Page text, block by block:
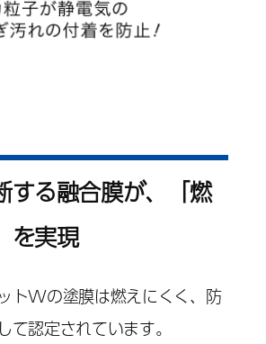
する融合膜が、「燃
を実現
トWの塗膜は燃えにくく、防
て認定されています。